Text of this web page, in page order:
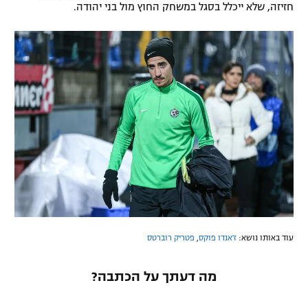
הצטרפות לחבילת הערוצים
לוח דרושים – ג'ובנט
תגיות
המגזין
חזיזה, שלא ייכלל בסגל במשחק החוץ מול בני יהודה.
עוד באותו נושא: ז'אנדו פוקס פטריק רוברטס
מה דעתך על הכתבה?